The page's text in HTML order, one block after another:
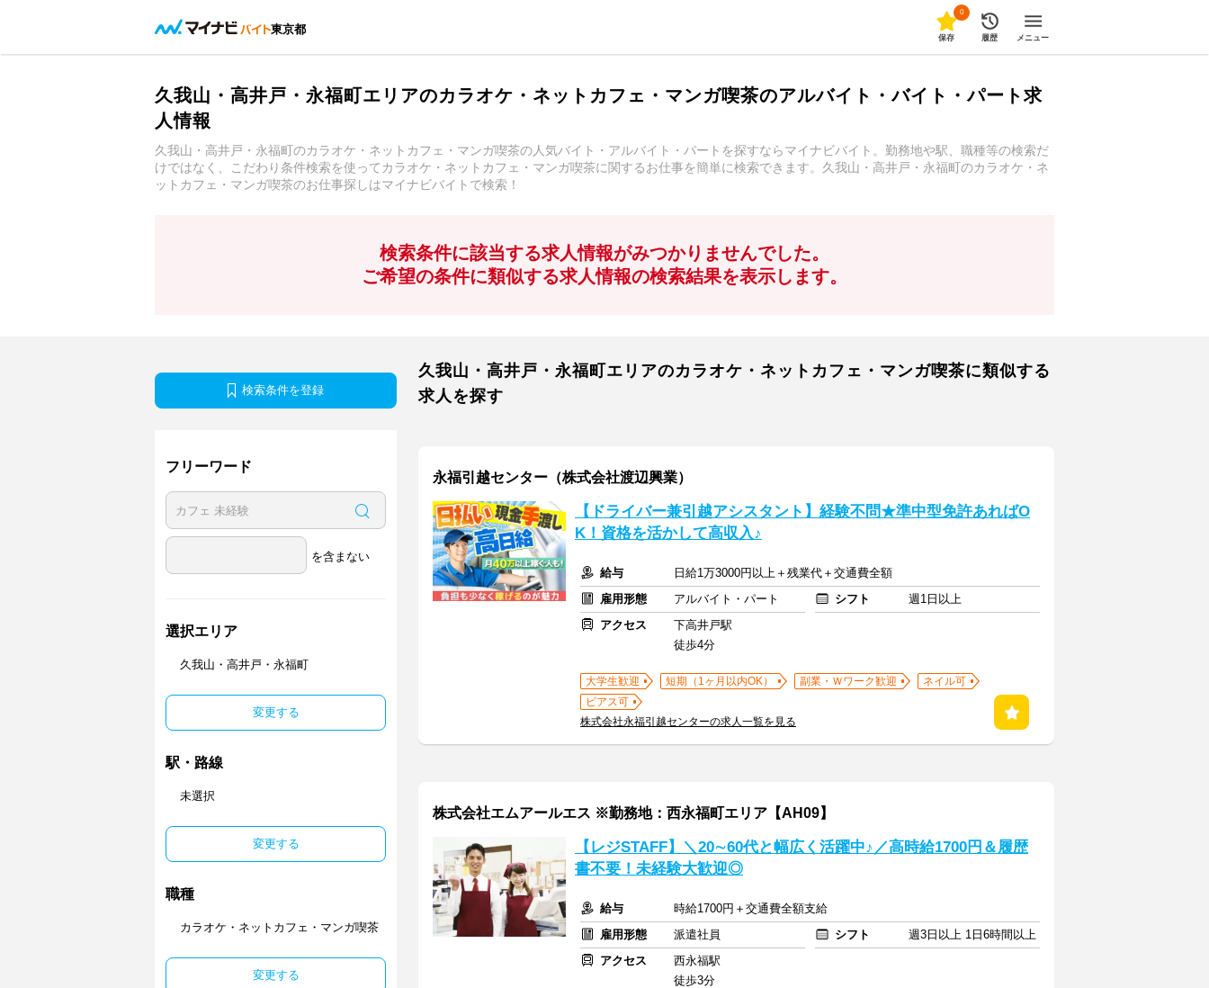
東京都
0
保存 履歴 メニュー
久我山・高井戸・永福町エリアのカラオケ・ネットカフェ・マンガ喫茶のアルバイト・バイト・パート求
人情報
久我山・高井戸・永福町のカラオケ・ネットカフェ・マンガ喫茶の人気バイト・アルバイト・パートを探すならマイナビバイト。勤務地や駅、職種等の検索だ
けではなく、こだわり条件検索を使ってカラオケ・ネットカフェ・マンガ喫茶に関するお仕事を簡単に検索できます。久我山・高井戸・永福町のカラオケ・ネ
ットカフェ・マンガ喫茶のお仕事探しはマイナビバイトで検索！
検索条件に該当する求人情報がみつかりませんでした。
ご希望の条件に類似する求人情報の検索結果を表示します。
検索条件を登録
フリーワード
を含まない
選択エリア
久我山・高井戸・永福町
変更する
駅・路線
未選択
変更する
職種
カラオケ・ネットカフェ・マンガ喫茶
変更する
久我山・高井戸・永福町エリアのカラオケ・ネットカフェ・マンガ喫茶に類似する
求人を探す
永福引越センター（株式会社渡辺興業）
【ドライバー兼引越アシスタント】経験不問★準中型免許あればO
K！資格を活かして高収入♪
給与
日給1万3000円以上＋残業代＋交通費全額
雇用形態
アルバイト・パート シフト
週1日以上
アクセス
下高井戸駅
徒歩4分
大学生歓迎 短期（1ヶ月以内OK） 副業・Ｗワーク歓迎
ネイル可
ピアス可
株式会社永福引越センターの求人一覧を見る
株式会社エムアールエス ※勤務地：西永福町エリア【AH09】
【レジSTAFF】＼20∼60代と幅広く活躍中♪／高時給1700円＆履歴
書不要！未経験大歓迎◎
給与
時給1700円＋交通費全額支給
雇用形態
派遣社員 シフト
週3日以上 1日6時間以上
アクセス
西永福駅
徒歩3分